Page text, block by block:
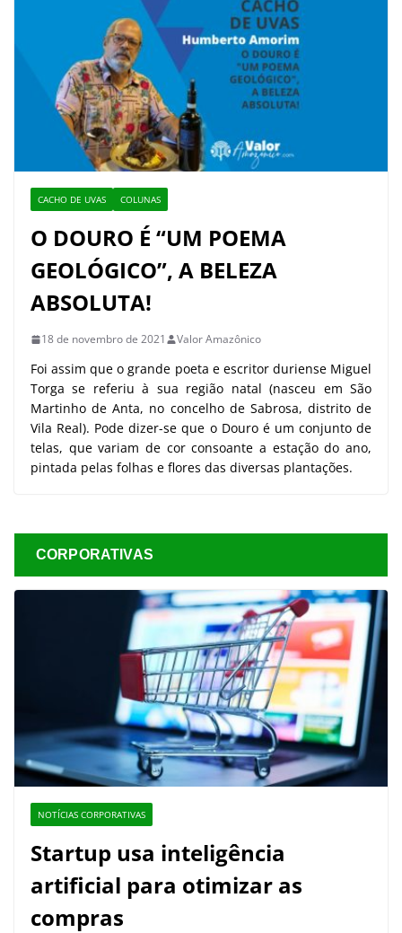
CACHO DE UVAS COLUNAS
O DOURO É “UM POEMA
GEOLÓGICO”, A BELEZA
ABSOLUTA!
18 de novembro de 2021 Valor Amazônico
Foi assim que o grande poeta e escritor duriense Miguel
Torga se referiu à sua região natal (nasceu em São
Martinho de Anta, no concelho de Sabrosa, distrito de
Vila Real). Pode dizer-se que o Douro é um conjunto de
telas, que variam de cor consoante a estação do ano,
pintada pelas folhas e flores das diversas plantações.
CORPORATIVAS
NOTÍCIAS CORPORATIVAS
Startup usa inteligência
artificial para otimizar as
compras